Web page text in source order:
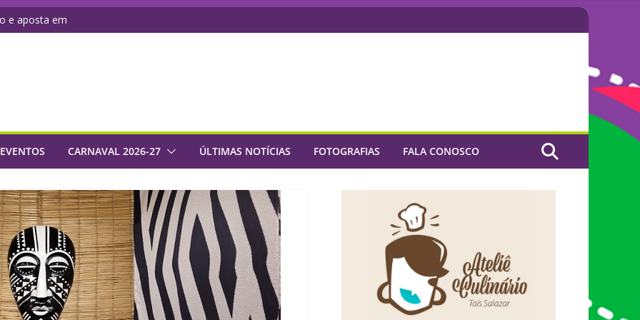
e aposta em
2027 com
samba da Série
rumo a
CARNAVAL 2026-27 ÚLTIMAS NOTÍCIAS FOTOGRAFIAS FALA CONOSCO